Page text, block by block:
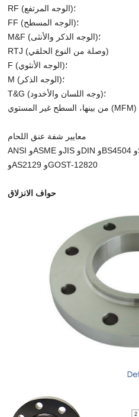
RF (الوجه المرتفع)؛
FF (الوجه المسطح)؛
M&F (الوجه الذكر والأنثى)؛
RTJ (وصلة من النوع الحلقي)
F (الوجه الأنثوي)؛
M (الوجه الذكر)؛
T&G (وجه اللسان والأخدود)؛
معايير شفة عنق اللحام
ANSI وASME وJIS وDIN وBS4504 وSABS1123 وEN1092-1 وUNI
وAS2129 وGOST-12820
حواف الانزلاق